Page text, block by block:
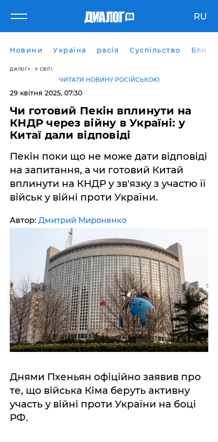
RU
Новини Україна расія Суспільство Блоги
ДІАЛОГ У СВІТІ
ЧИТАТИ НОВИНУ РОСІЙСЬКОЮ
29 квітня 2025, 07:30
Чи готовий Пекін вплинути на
КНДР через війну в Україні: у
Китаї дали відповіді
Пекін поки що не може дати відповіді
на запитання, а чи готовий Китай
вплинути на КНДР у зв'язку з участю її
військ у війні проти України.
Автор: Дмитрий Мироненко
Днями Пхеньян офіційно заявив про
те, що війська Кіма беруть активну
участь у війні проти України на боці
РФ.